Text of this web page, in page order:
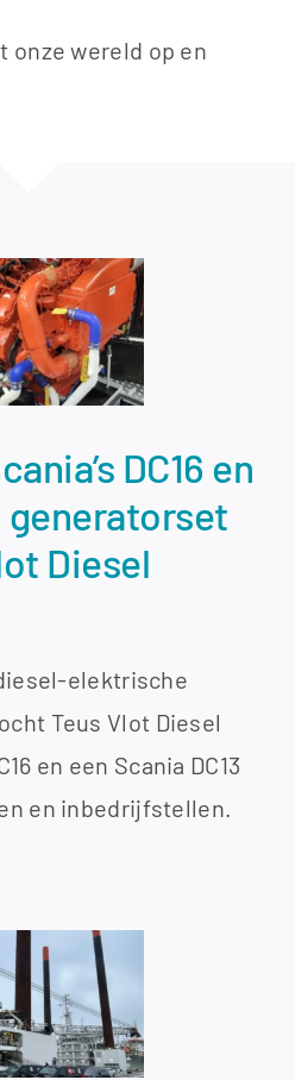
onze wereld op en
DC16 en
generatorset
Diesel
elektrische
Teus Vlot Diesel
en een Scania DC13
en inbedrijfstellen.